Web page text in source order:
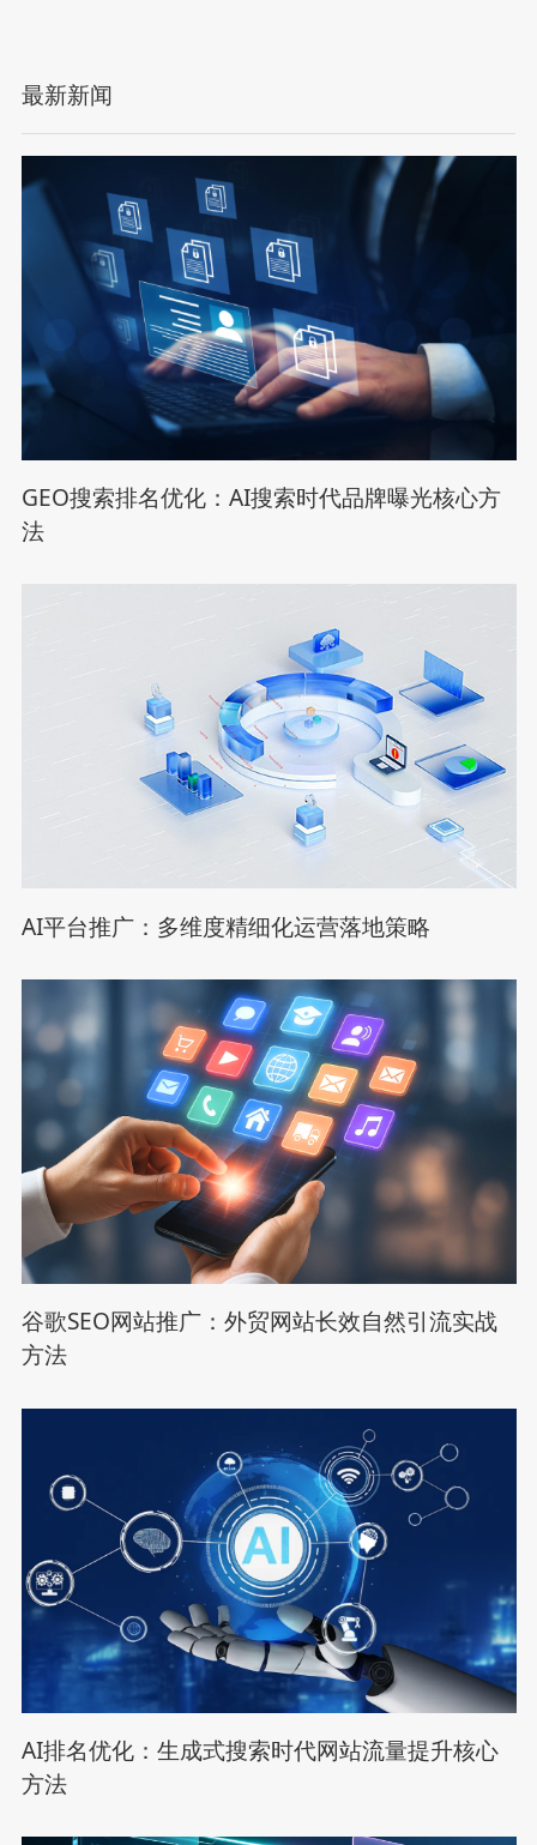
最新新闻
GEO搜索排名优化：AI搜索时代品牌曝光核心方
法
AI平台推广：多维度精细化运营落地策略
谷歌SEO网站推广：外贸网站长效自然引流实战
方法
AI排名优化：生成式搜索时代网站流量提升核心
方法